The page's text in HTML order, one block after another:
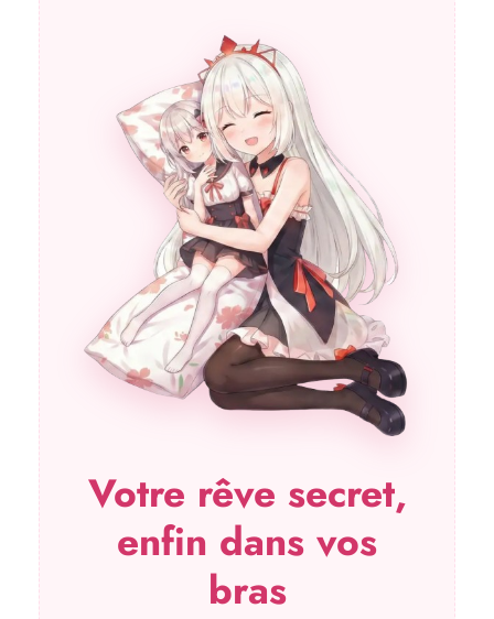
Votre rêve secret,
enfin dans vos
bras